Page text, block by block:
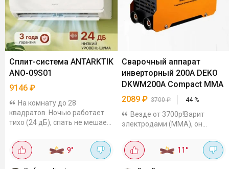
Сплит-система ANTARKTIK
ANO-09S01
9146 ₽
На комнату до 28
квадратов. Ночью работает
тихо (24 дБ), спать не мешает
обогрева, так что для
межсезонья самое то. Класс
энергопотребления...
9°
Сварочный аппарат
инверторный 200A DEKO
DKWM200A Compact MMA
2089 ₽ 3700₽ 44%
Везде от 3700р!Варит
электродами (MMA), он
легкий.Мощность 3300 Вт, ток
регулируется от 20 до 200 А. Я
11°